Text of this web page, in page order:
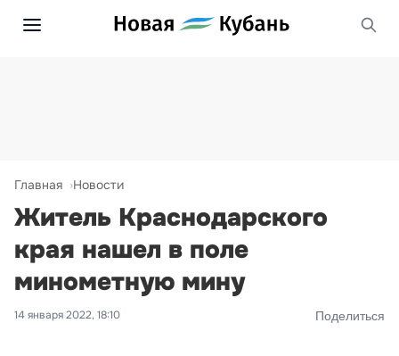
Главная Новости
Житель Краснодарского
края нашел в поле
минометную мину
14 января 2022, 18:10 Поделиться